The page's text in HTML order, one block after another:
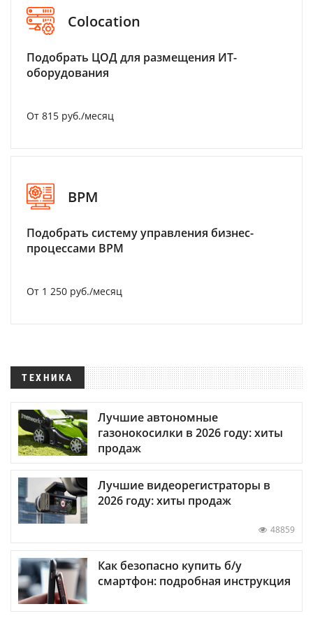
Colocation
Подобрать ЦОД для размещения ИТ-
оборудования
От 815 руб./месяц
BPM
Подобрать систему управления бизнес-
процессами BPM
От 1 250 руб./месяц
ТЕХНИКА
Лучшие автономные
газонокосилки в 2026 году: хиты
продаж
Лучшие видеорегистраторы в
2026 году: хиты продаж
48859
Как безопасно купить б/у
смартфон: подробная инструкция